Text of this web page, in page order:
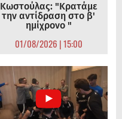
Κωστούλας: "Κρατάμε
την αντίδραση στο β'
ημίχρονο "
01/08/2026 | 15:00